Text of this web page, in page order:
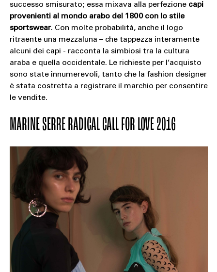
successo smisurato; essa mixava alla perfezione capi
provenienti al mondo arabo del 1800 con lo stile
sportswear. Con molte probabilità, anche il logo
ritraente una mezzaluna – che tappezza interamente
alcuni dei capi - racconta la simbiosi tra la cultura
araba e quella occidentale. Le richieste per l’acquisto
sono state innumerevoli, tanto che la fashion designer
è stata costretta a registrare il marchio per consentire
le vendite.
MARINE SERRE RADICAL CALL FOR LOVE 2016